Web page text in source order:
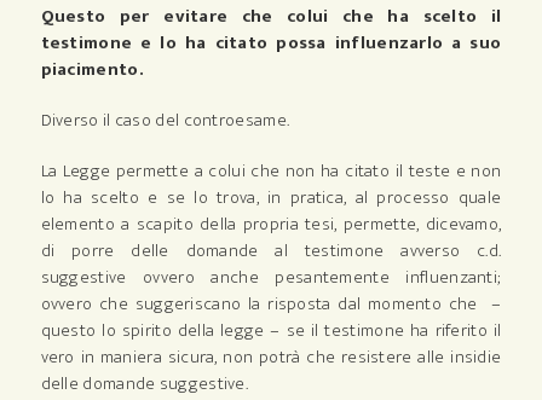
Questo per evitare che colui che ha scelto il
testimone e lo ha citato possa influenzarlo a suo
piacimento.
Diverso il caso del controesame.
La Legge permette a colui che non ha citato il teste e non
lo ha scelto e se lo trova, in pratica, al processo quale
elemento a scapito della propria tesi, permette, dicevamo,
di porre delle domande al testimone avverso c.d.
suggestive ovvero anche pesantemente influenzanti;
ovvero che suggeriscano la risposta dal momento che –
questo lo spirito della legge – se il testimone ha riferito il
vero in maniera sicura, non potrà che resistere alle insidie
delle domande suggestive.